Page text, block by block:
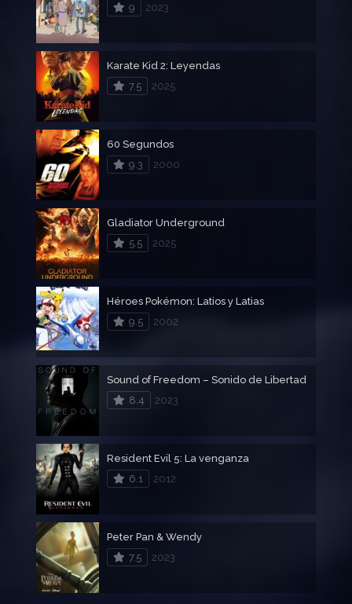
9
2023
Karate Kid 2: Leyendas
7.5
2025
60 Segundos
9.3
2000
Gladiator Underground
5.5
2025
Héroes Pokémon: Latios y Latias
9.5
2002
Sound of Freedom – Sonido de Libertad
8.4
2023
Resident Evil 5: La venganza
6.1
2012
Peter Pan & Wendy
7.5
2023